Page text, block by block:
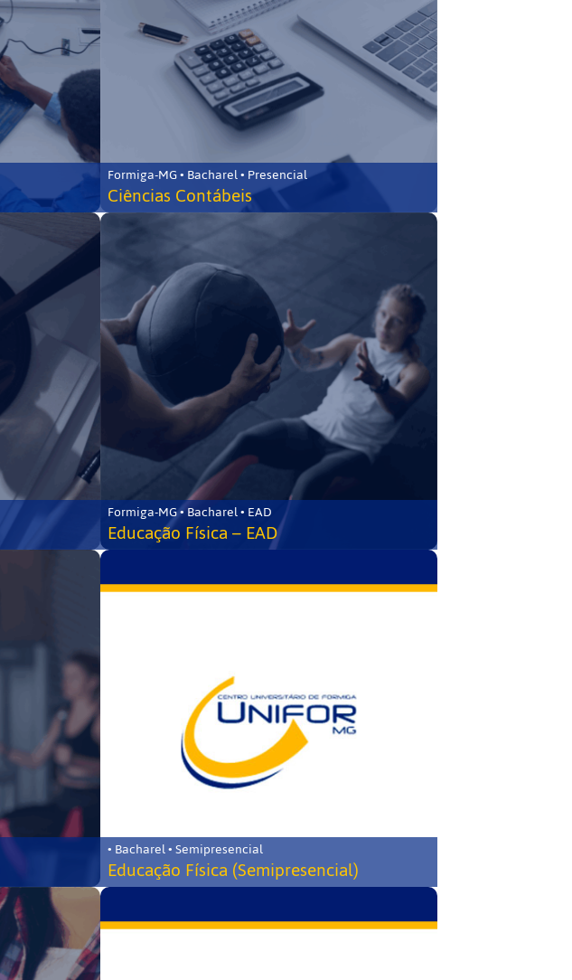
Formiga-MG • Bacharel • Presencial
Ciências Contábeis
Formiga-MG • Bacharel • EAD
Educação Física – EAD
• Bacharel • Semipresencial
Educação Física (Semipresencial)